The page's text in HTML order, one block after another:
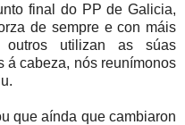
final do PP de Galicia,
de sempre e con máis
outros utilizan as súas
á cabeza, nós reunímonos
que aínda que cambiaron